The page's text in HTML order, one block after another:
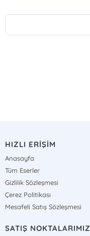
HIZLI ERİŞİM
Anasayfa
Tüm Eserler
Gizlilik Sözleşmesi
Çerez Politikası
Mesafeli Satış Sözleşmesi
SATIŞ NOKTALARIMIZ